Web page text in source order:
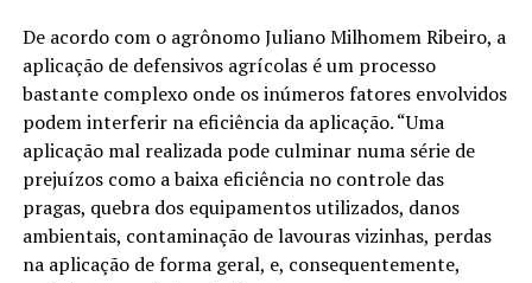
De acordo com o agrônomo Juliano Milhomem Ribeiro, a
aplicação de defensivos agrícolas é um processo
bastante complexo onde os inúmeros fatores envolvidos
podem interferir na eficiência da aplicação. “Uma
aplicação mal realizada pode culminar numa série de
prejuízos como a baixa eficiência no controle das
pragas, quebra dos equipamentos utilizados, danos
ambientais, contaminação de lavouras vizinhas, perdas
na aplicação de forma geral, e, consequentemente,